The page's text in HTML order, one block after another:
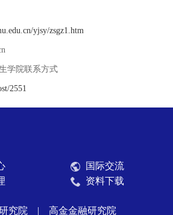
yjsy/zsgz1.htm
学院联系方式
2551
国际交流
资料下载
究院 | 高金金融研究院